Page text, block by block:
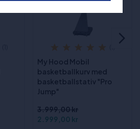
My Hood Mobil
basketballkurv med
basketballstativ "Pro
Jump"
3.999,00 kr
2.999,00 kr